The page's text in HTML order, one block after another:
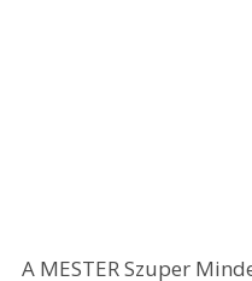
A MESTER Szuper